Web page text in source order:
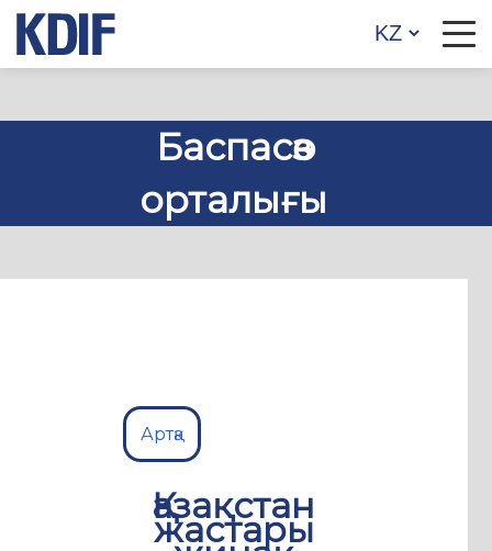
Баспасөз
орталығы
Артқа
Қазақстан
жастары